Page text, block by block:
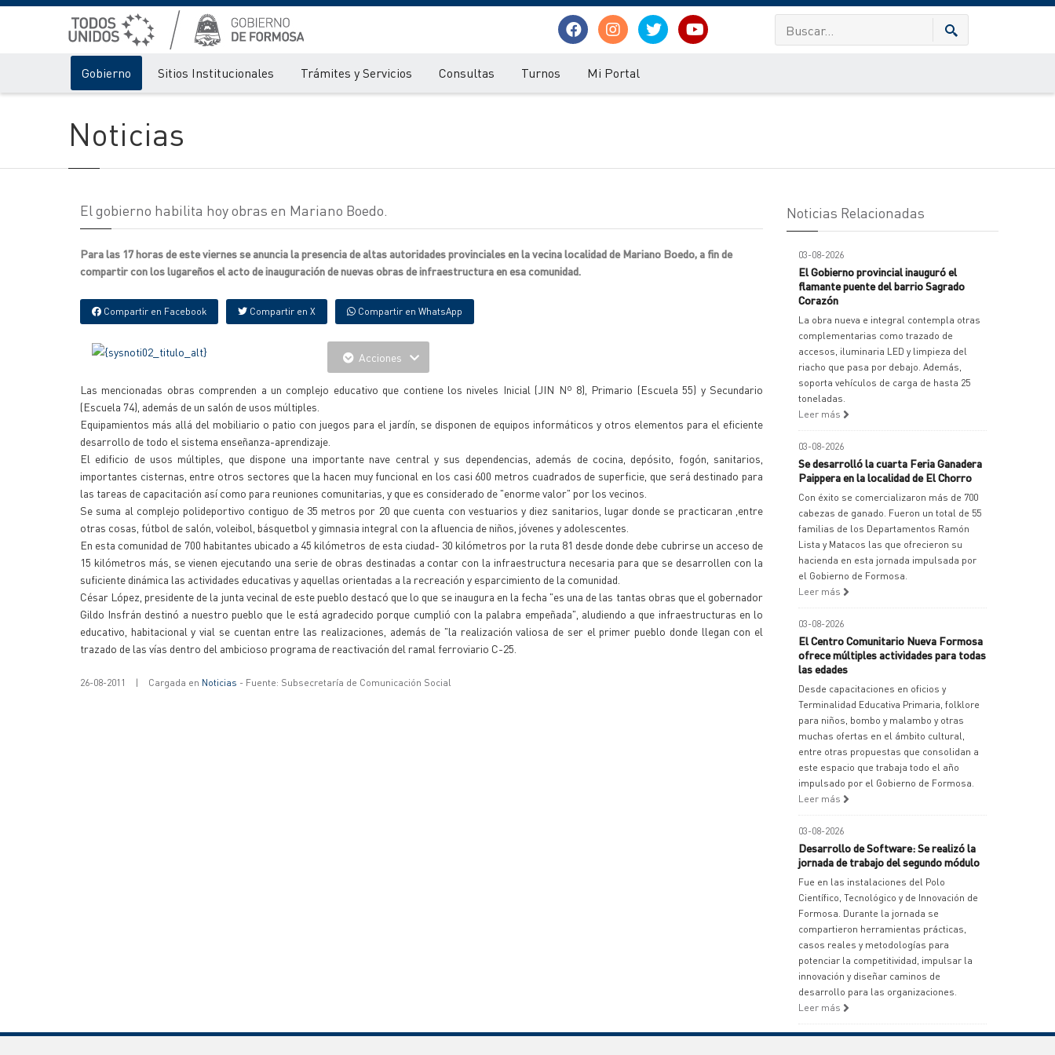
Gobierno Sitios Institucionales Trámites y Servicios Consultas Turnos Mi Portal
Noticias
El gobierno habilita hoy obras en Mariano Boedo.
Para las 17 horas de este viernes se anuncia la presencia de altas autoridades provinciales en la vecina localidad de Mariano Boedo, a fin de
compartir con los lugareños el acto de inauguración de nuevas obras de infraestructura en esa comunidad.
Compartir en Facebook Compartir en X Compartir en WhatsApp
Acciones
Las mencionadas obras comprenden a un complejo educativo que contiene los niveles Inicial (JIN Nº 8), Primario (Escuela 55) y Secundario
(Escuela 74), además de un salón de usos múltiples.
Equipamientos más allá del mobiliario o patio con juegos para el jardín, se disponen de equipos informáticos y otros elementos para el eficiente
desarrollo de todo el sistema enseñanza-aprendizaje.
El edificio de usos múltiples, que dispone una importante nave central y sus dependencias, además de cocina, depósito, fogón, sanitarios,
importantes cisternas, entre otros sectores que la hacen muy funcional en los casi 600 metros cuadrados de superficie, que será destinado para
las tareas de capacitación así como para reuniones comunitarias, y que es considerado de "enorme valor" por los vecinos.
Se suma al complejo polideportivo contiguo de 35 metros por 20 que cuenta con vestuarios y diez sanitarios, lugar donde se practicaran ,entre
otras cosas, fútbol de salón, voleibol, básquetbol y gimnasia integral con la afluencia de niños, jóvenes y adolescentes.
En esta comunidad de 700 habitantes ubicado a 45 kilómetros de esta ciudad- 30 kilómetros por la ruta 81 desde donde debe cubrirse un acceso de
15 kilómetros más, se vienen ejecutando una serie de obras destinadas a contar con la infraestructura necesaria para que se desarrollen con la
suficiente dinámica las actividades educativas y aquellas orientadas a la recreación y esparcimiento de la comunidad.
César López, presidente de la junta vecinal de este pueblo destacó que lo que se inaugura en la fecha "es una de las tantas obras que el gobernador
Gildo Insfrán destinó a nuestro pueblo que le está agradecido porque cumplió con la palabra empeñada", aludiendo a que infraestructuras en lo
educativo, habitacional y vial se cuentan entre las realizaciones, además de "la realización valiosa de ser el primer pueblo donde llegan con el
trazado de las vías dentro del ambicioso programa de reactivación del ramal ferroviario C-25.
26-08-2011 | Cargada en Noticias - Fuente: Subsecretaría de Comunicación Social
Noticias Relacionadas
03-08-2026
El Gobierno provincial inauguró el
flamante puente del barrio Sagrado
Corazón
La obra nueva e integral contempla otras
complementarias como trazado de
accesos, iluminaria LED y limpieza del
riacho que pasa por debajo. Además,
soporta vehículos de carga de hasta 25
toneladas.
Leer más
03-08-2026
Se desarrolló la cuarta Feria Ganadera
Paippera en la localidad de El Chorro
Con éxito se comercializaron más de 700
cabezas de ganado. Fueron un total de 55
familias de los Departamentos Ramón
Lista y Matacos las que ofrecieron su
hacienda en esta jornada impulsada por
el Gobierno de Formosa.
Leer más
03-08-2026
El Centro Comunitario Nueva Formosa
ofrece múltiples actividades para todas
las edades
Desde capacitaciones en oficios y
Terminalidad Educativa Primaria, folklore
para niños, bombo y malambo y otras
muchas ofertas en el ámbito cultural,
entre otras propuestas que consolidan a
este espacio que trabaja todo el año
impulsado por el Gobierno de Formosa.
Leer más
03-08-2026
Desarrollo de Software: Se realizó la
jornada de trabajo del segundo módulo
Fue en las instalaciones del Polo
Científico, Tecnológico y de Innovación de
Formosa. Durante la jornada se
compartieron herramientas prácticas,
casos reales y metodologías para
potenciar la competitividad, impulsar la
innovación y diseñar caminos de
desarrollo para las organizaciones.
Leer más